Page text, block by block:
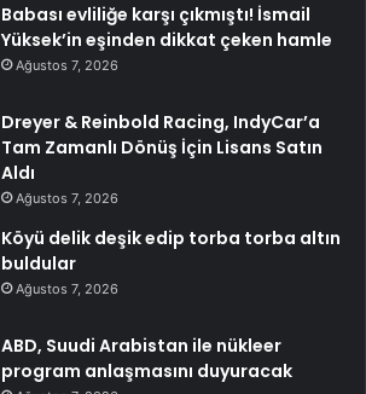
Babası evliliğe karşı çıkmıştı! İsmail
Yüksek’in eşinden dikkat çeken hamle
Ağustos 7, 2026
Dreyer & Reinbold Racing, IndyCar’a
Tam Zamanlı Dönüş İçin Lisans Satın
Aldı
Ağustos 7, 2026
Köyü delik deşik edip torba torba altın
buldular
Ağustos 7, 2026
ABD, Suudi Arabistan ile nükleer
program anlaşmasını duyuracak